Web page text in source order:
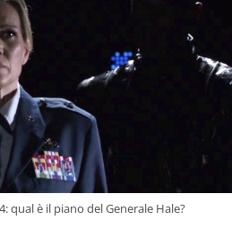
qual è il piano del Generale Hale?